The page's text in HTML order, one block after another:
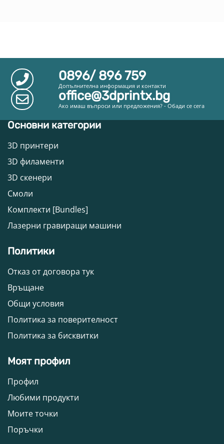
0896/ 896 759
Допълнителна информация и контакти
office@3dprintx.bg
Ако имаш въпроси или предложения? - Обади се сега
Основни категории
3D принтери
3D филаменти
3D скенери
Смоли
Комплекти [Bundles]
Лазерни гравиращи машини
Политики
Отказ от договора тук
Връщане
Общи условия
Политика за поверителност
Политика за бисквитки
Моят профил
Профил
Любими продукти
Моите точки
Поръчки